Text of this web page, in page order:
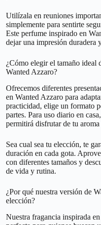
Utilízala en reuniones
simplemente para sentirte
Este perfume inspirado en
dejar una impresión duradera
¿Cómo elegir el tamaño ideal
Wanted Azzaro?
Ofrecemos diferentes
en Wanted Azzaro para
practicidad, elige un formato
partes. Para uso diario en
permitirá disfrutar de tu
Sea cual sea tu elección, te
duración en cada gota.
con diferentes tamaños y
de vida y rutina.
¿Por qué nuestra versión de
elección?
Nuestra fragancia inspirada